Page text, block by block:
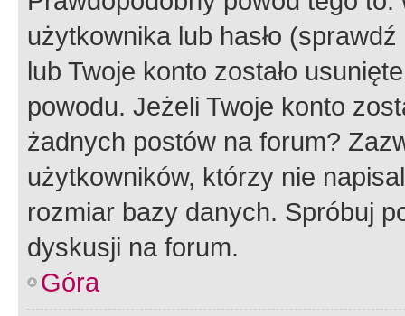
użytkownika lub hasło
lub Twoje konto zostało
powodu. Jeżeli Twoje konto
żadnych postów na forum?
użytkowników, którzy nie
rozmiar bazy danych. Spróbuj
dyskusji na forum.
Góra